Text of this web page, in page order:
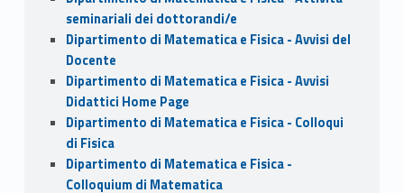
seminariali dei dottorandi/e
Dipartimento di Matematica e Fisica - Avvisi del
Docente
Dipartimento di Matematica e Fisica - Avvisi
Didattici Home Page
Dipartimento di Matematica e Fisica - Colloqui
di Fisica
Dipartimento di Matematica e Fisica -
Colloquium di Matematica